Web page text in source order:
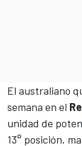
El australiano
semana en el
unidad de
13° posición,